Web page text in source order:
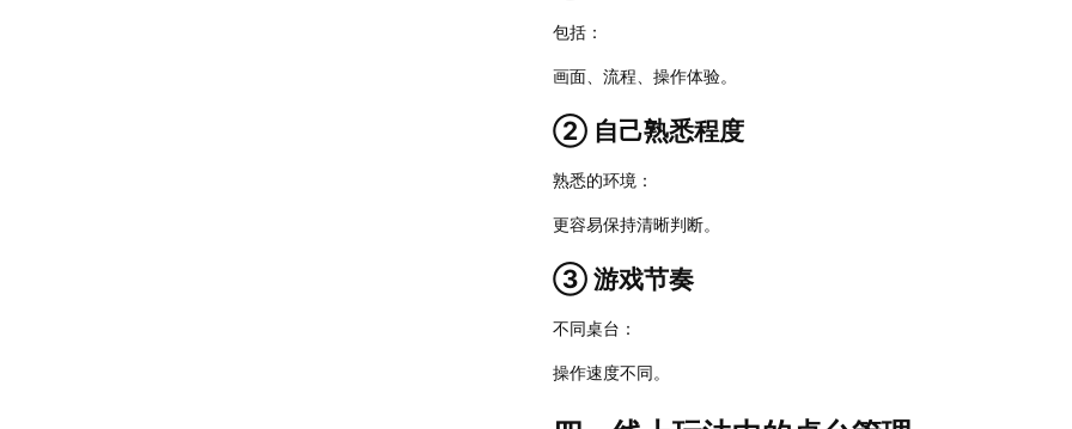
包括：
画面、流程、操作体验。
② 自己熟悉程度
熟悉的环境：
更容易保持清晰判断。
③ 游戏节奏
不同桌台：
操作速度不同。